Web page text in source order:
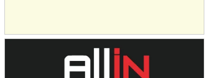
SUR SANTAFESINO - F4